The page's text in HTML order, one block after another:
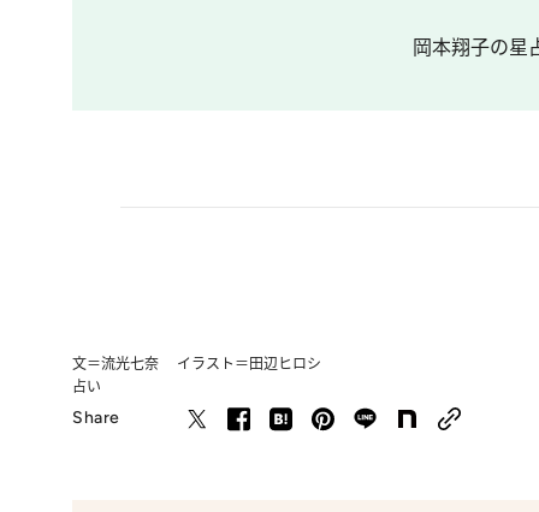
岡本翔子の星
文＝流光七奈 イラスト＝田辺ヒロシ
占い
Share